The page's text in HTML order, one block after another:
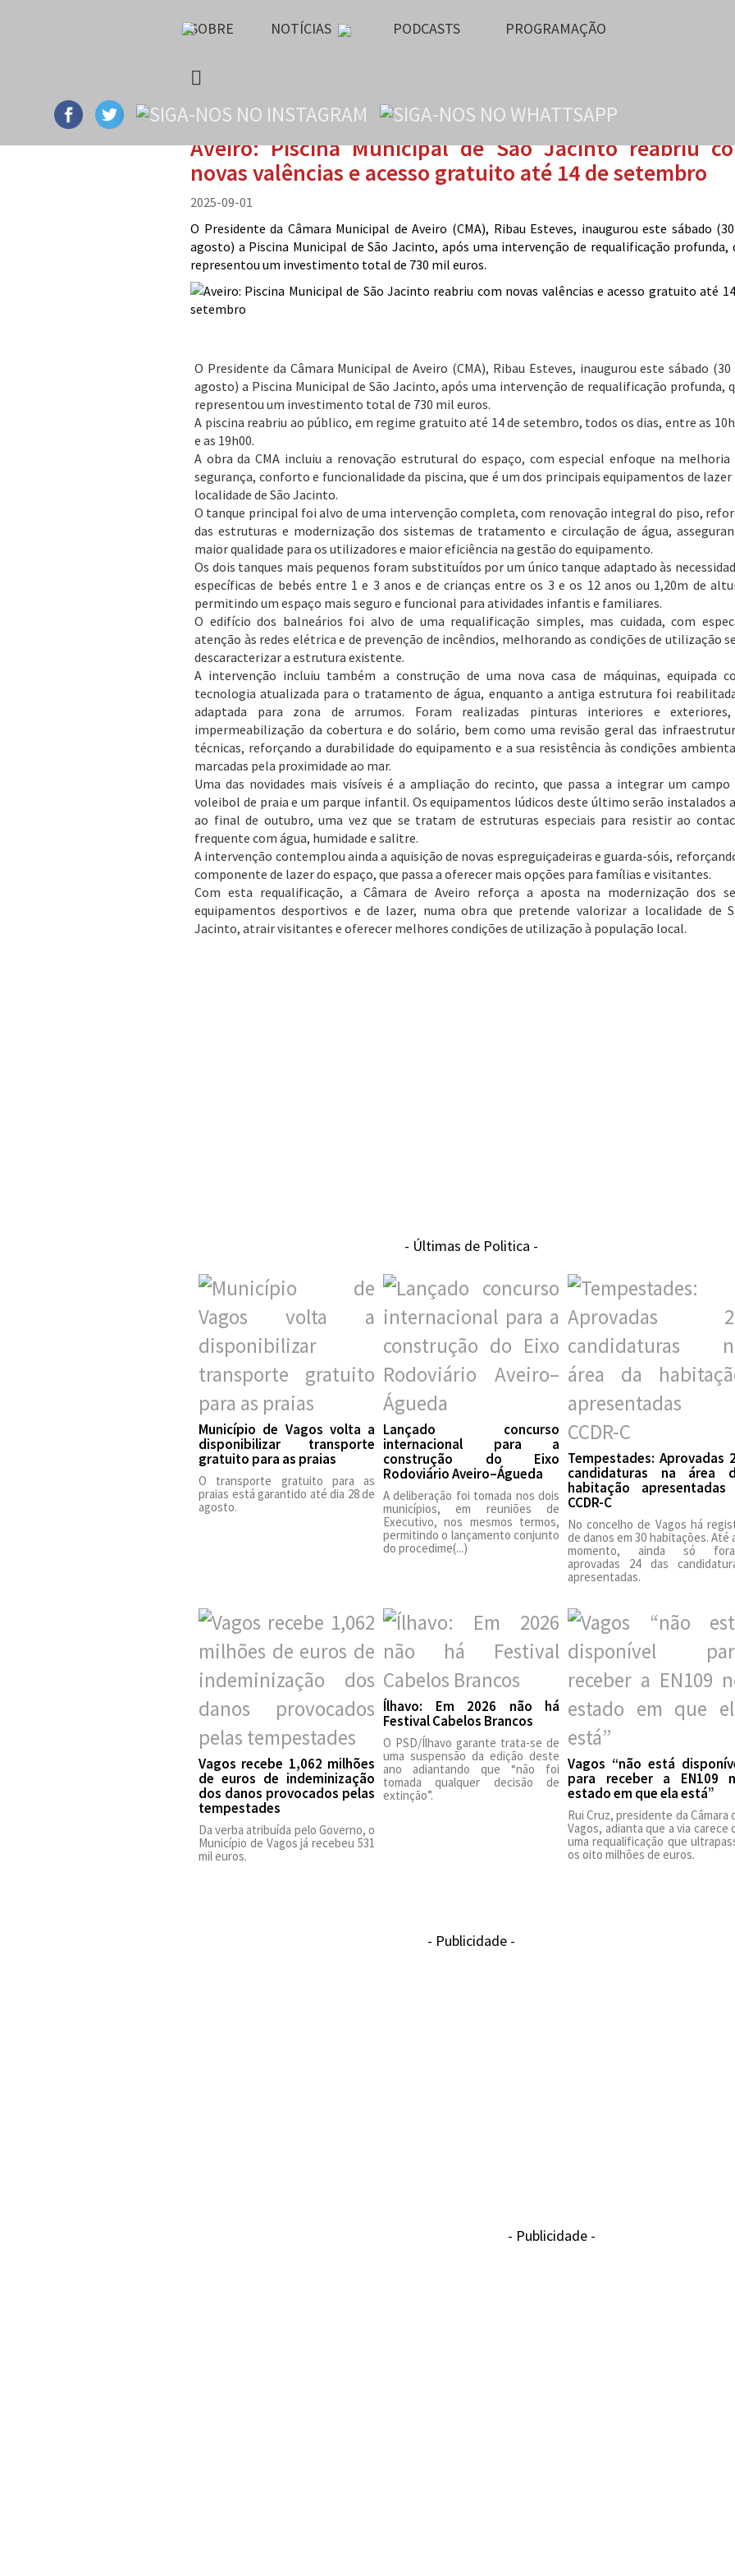
SOBRE NOTÍCIAS PODCASTS PROGRAMAÇÃO
Aveiro: Piscina Municipal de São Jacinto reabriu
novas valências e acesso gratuito até 14 de setembro
2025-09-01
O Presidente da Câmara Municipal de Aveiro (CMA), Ribau Esteves, inaugurou este sábado
agosto) a Piscina Municipal de São Jacinto, após uma intervenção de requalificação profunda,
representou um investimento total de 730 mil euros.
O Presidente da Câmara Municipal de Aveiro (CMA), Ribau Esteves, inaugurou este sábado (30
agosto) a Piscina Municipal de São Jacinto, após uma intervenção de requalificação profunda,
representou um investimento total de 730 mil euros.
A piscina reabriu ao público, em regime gratuito até 14 de setembro, todos os dias, entre as
e as 19h00.
A obra da CMA incluiu a renovação estrutural do espaço, com especial enfoque na melhoria
segurança, conforto e funcionalidade da piscina, que é um dos principais equipamentos de lazer
localidade de São Jacinto.
O tanque principal foi alvo de uma intervenção completa, com renovação integral do piso,
das estruturas e modernização dos sistemas de tratamento e circulação de água,
maior qualidade para os utilizadores e maior eficiência na gestão do equipamento.
Os dois tanques mais pequenos foram substituídos por um único tanque adaptado às
específicas de bebés entre 1 e 3 anos e de crianças entre os 3 e os 12 anos ou 1,20m de
permitindo um espaço mais seguro e funcional para atividades infantis e familiares.
O edifício dos balneários foi alvo de uma requalificação simples, mas cuidada, com
atenção às redes elétrica e de prevenção de incêndios, melhorando as condições de utilização
descaracterizar a estrutura existente.
A intervenção incluiu também a construção de uma nova casa de máquinas, equipada
tecnologia atualizada para o tratamento de água, enquanto a antiga estrutura foi
adaptada para zona de arrumos. Foram realizadas pinturas interiores e
impermeabilização da cobertura e do solário, bem como uma revisão geral das
técnicas, reforçando a durabilidade do equipamento e a sua resistência às condições
marcadas pela proximidade ao mar.
Uma das novidades mais visíveis é a ampliação do recinto, que passa a integrar um campo
voleibol de praia e um parque infantil. Os equipamentos lúdicos deste último serão instalados
ao final de outubro, uma vez que se tratam de estruturas especiais para resistir ao
frequente com água, humidade e salitre.
A intervenção contemplou ainda a aquisição de novas espreguiçadeiras e guarda-sóis,
componente de lazer do espaço, que passa a oferecer mais opções para famílias e visitantes.
Com esta requalificação, a Câmara de Aveiro reforça a aposta na modernização dos
equipamentos desportivos e de lazer, numa obra que pretende valorizar a localidade de
Jacinto, atrair visitantes e oferecer melhores condições de utilização à população local.
- Últimas de Politica -
Município de Vagos volta a
disponibilizar transporte
gratuito para as praias
O transporte gratuito para as
praias está garantido até dia 28 de
agosto.
Lançado concurso
internacional para a
construção do Eixo
Rodoviário Aveiro–Águeda
A deliberação foi tomada nos dois
municípios, em reuniões de
Executivo, nos mesmos termos,
permitindo o lançamento conjunto
do procedime(...)
Tempestades: Aprovadas
candidaturas na área
habitação apresentadas
CCDR-C
No concelho de Vagos há
de danos em 30 habitações. Até
momento, ainda só
aprovadas 24 das
apresentadas.
Vagos recebe 1,062 milhões
de euros de indeminização
dos danos provocados pelas
tempestades
Da verba atribuída pelo Governo, o
Município de Vagos já recebeu 531
mil euros.
Ílhavo: Em 2026 não há
Festival Cabelos Brancos
O PSD/Ílhavo garante trata-se de
uma suspensão da edição deste
ano adiantando que “não foi
tomada qualquer decisão de
extinção”.
Vagos “não está
para receber a EN109
estado em que ela está”
Rui Cruz, presidente da Câmara
Vagos, adianta que a via carece
uma requalificação que
os oito milhões de euros.
- Publicidade -
- Publicidade -